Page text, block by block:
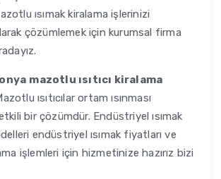
ısımak kiralama işlerinizi
çözümlemek için kurumsal firma
mazotlu ısıtıcı kiralama
ısıtıcılar ortam ısınması
bir çözümdür. Endüstriyel ısımak
endüstriyel ısımak fiyatları ve
işlemleri için hizmetinize hazırız bizi